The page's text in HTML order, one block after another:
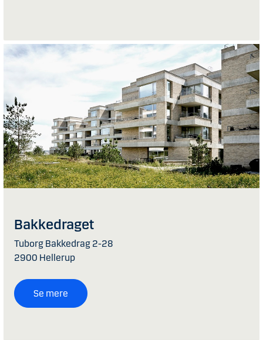
Bakkedraget
Tuborg Bakkedrag 2-28
2900 Hellerup
Se mere